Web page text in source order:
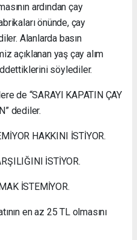
ardından çay
önünde, çay
Alanlarda basın
açıklanan yaş çay alım
söylediler.
de “SARAYI KAPATIN ÇAY
dediler.
HAKKINI İSTİYOR.
İSTİYOR.
İSTEMİYOR.
en az 25 TL olmasını